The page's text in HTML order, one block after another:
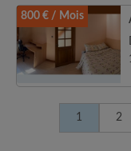
800 € / Mois
1 2